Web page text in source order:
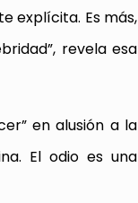
explícita. Es más,
revela esa
en alusión a la
El odio es una